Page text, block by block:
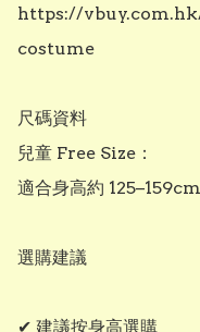
https://
costume
尺碼資料
兒童 Free Size：
適合身高約 125–159cm
選購建議
✔ 建議按身高選購